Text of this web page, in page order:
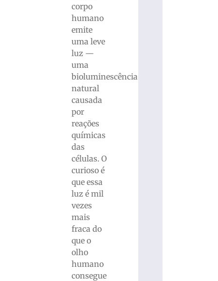
corpo
humano
emite
uma leve
luz —
uma
bioluminescência
natural
causada
por
reações
químicas
das
células. O
curioso é
que essa
luz é mil
vezes
mais
fraca do
que o
olho
humano
consegue